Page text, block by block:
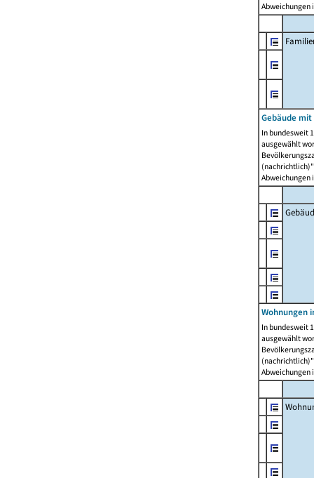
Abweichungen
Gebäude
In bundesweit
ausgewählt
Abweichungen
Wohnungen
In bundesweit
ausgewählt
Abweichungen